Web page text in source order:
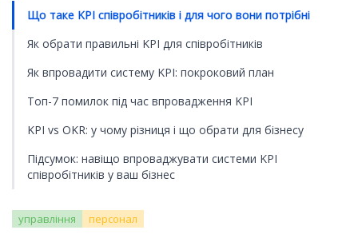
Що таке KPI співробітників і для чого вони потрібні
Як обрати правильні KPI для співробітників
Як впровадити систему KPI: покроковий план
Топ-7 помилок під час впровадження KPI
KPI vs OKR: у чому різниця і що обрати для бізнесу
Підсумок: навіщо впроваджувати системи KPI
співробітників у ваш бізнес
управління персонал